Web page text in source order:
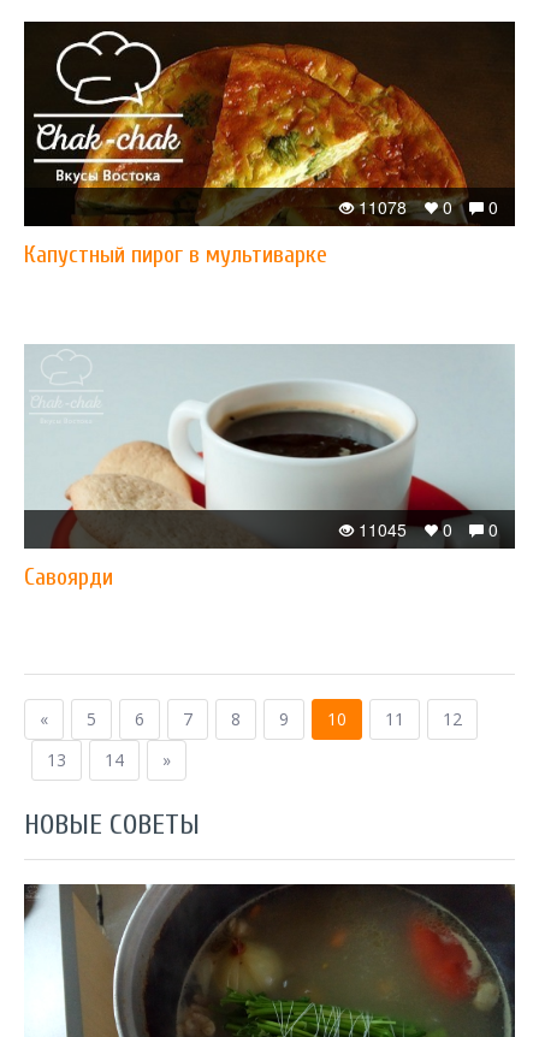
0
0
11078
Капустный пирог в мультиварке
0
0
11045
Савоярди
« 5 6 7 8 9 10 11
12
13
14 »
НОВЫЕ СОВЕТЫ